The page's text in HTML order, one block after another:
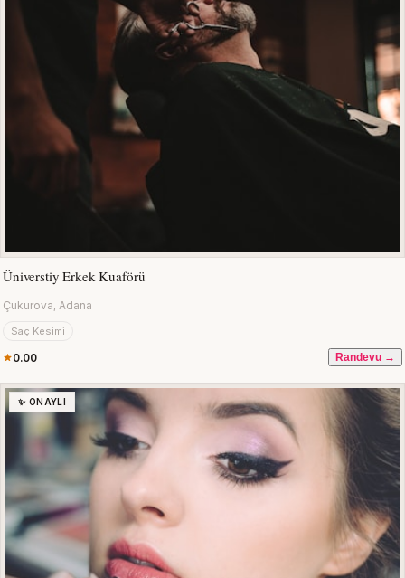
Üniverstiy Erkek Kuaförü
Çukurova, Adana
Saç Kesimi
0.00 Randevu →
✨ ONAYLI